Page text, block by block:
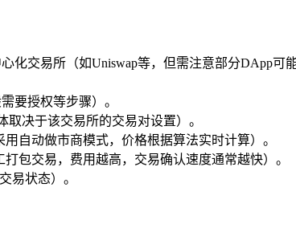
化交易所（如Uniswap等，但需注意部分DApp
要授权等步骤）。
决于该交易所的交易对设置）。
自动做市商模式，价格根据算法实时计算）。
包交易，费用越高，交易确认速度通常越快）。
易状态）。